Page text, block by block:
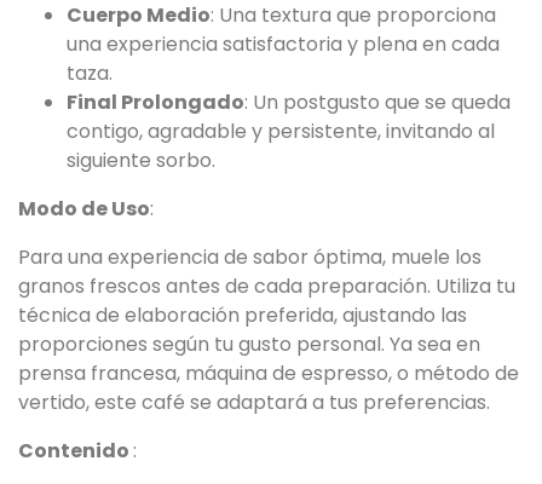
Cuerpo Medio: Una textura que proporciona
una experiencia satisfactoria y plena en cada
taza.
Final Prolongado: Un postgusto que se queda
contigo, agradable y persistente, invitando al
siguiente sorbo.
Modo de Uso:
Para una experiencia de sabor óptima, muele los
granos frescos antes de cada preparación. Utiliza tu
técnica de elaboración preferida, ajustando las
proporciones según tu gusto personal. Ya sea en
prensa francesa, máquina de espresso, o método de
vertido, este café se adaptará a tus preferencias.
Contenido :